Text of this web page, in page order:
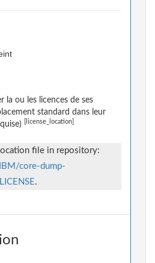
la ou les licences de ses
standard dans leur
[license_location]
file in repository:
core-dump-
.